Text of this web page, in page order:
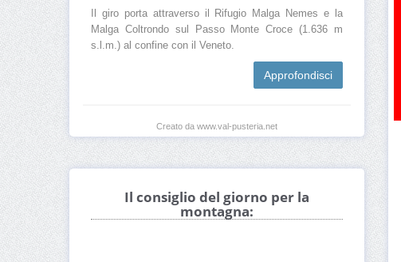
Il giro porta attraverso il Rifugio Malga Nemes e la
Malga Coltrondo sul Passo Monte Croce (1.636 m
s.l.m.) al confine con il Veneto.
Approfondisci
Creato da www.val-pusteria.net
Il consiglio del giorno per la
montagna: